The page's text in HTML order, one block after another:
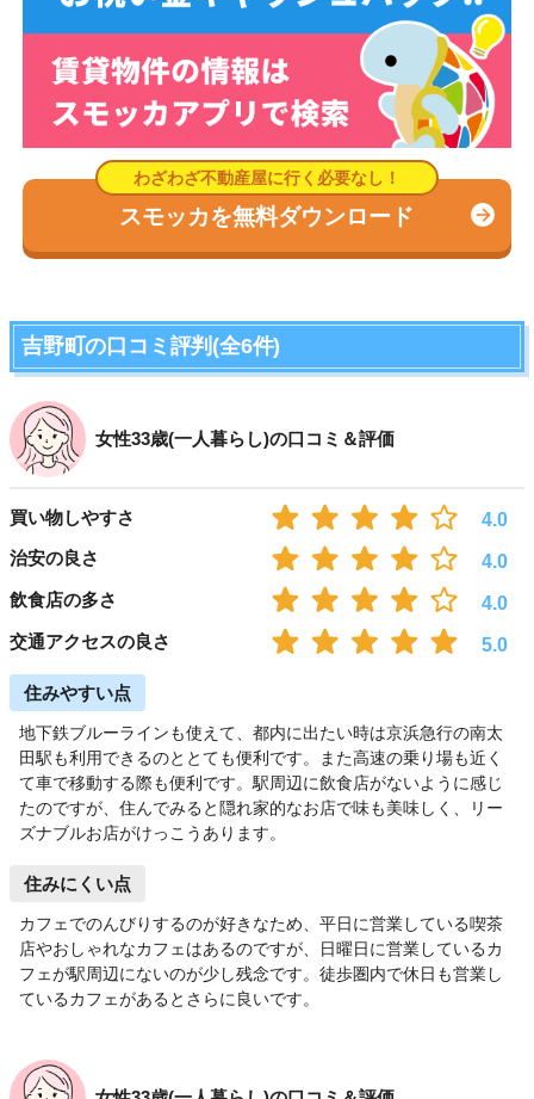
スモッカを無料ダウンロード
吉野町の口コミ評判(全6件)
女性33歳(一人暮らし)の口コミ＆評価
買い物しやすさ
4.0
治安の良さ
4.0
飲食店の多さ
4.0
交通アクセスの良さ
5.0
住みやすい点
地下鉄ブルーラインも使えて、都内に出たい時は京浜急行の南太
田駅も利用できるのととても便利です。また高速の乗り場も近く
て車で移動する際も便利です。駅周辺に飲食店がないように感じ
たのですが、住んでみると隠れ家的なお店で味も美味しく、リー
ズナブルお店がけっこうあります。
住みにくい点
カフェでのんびりするのが好きなため、平日に営業している喫茶
店やおしゃれなカフェはあるのですが、日曜日に営業しているカ
フェが駅周辺にないのが少し残念です。徒歩圏内で休日も営業し
ているカフェがあるとさらに良いです。